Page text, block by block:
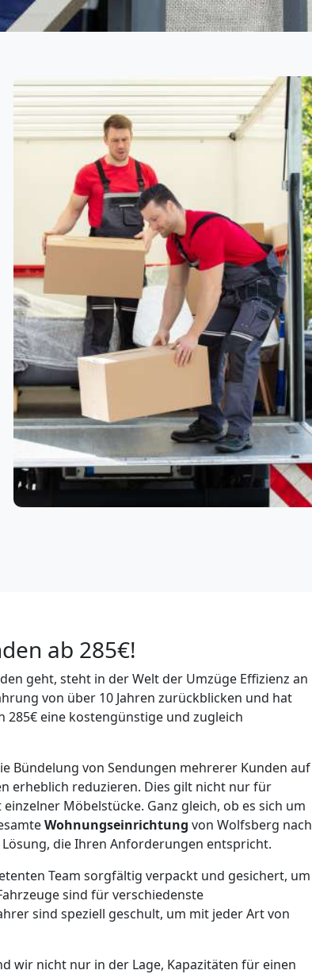
ab 285€!
geht, steht in der Welt der Umzüge Effizienz an
von über 10 Jahren zurückblicken und hat
eine kostengünstige und zugleich
Bündelung von Sendungen mehrerer Kunden auf
erheblich reduzieren. Dies gilt nicht nur für
Möbelstücke. Ganz gleich, ob es sich um
Wohnungseinrichtung von Wolfsberg nach
die Ihren Anforderungen entspricht.
Team sorgfältig verpackt und gesichert, um
sind für verschiedenste
sind speziell geschult, um mit jeder Art von
wir nicht nur in der Lage, Kapazitäten für einen